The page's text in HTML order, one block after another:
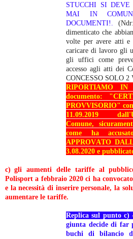
STUCCHI SI
MAI IN
DOCUMENTI!.
dimenticato che
volte per avere atti e
caricare di lavoro gli
gli uffici come
accesso agli atti dei
CONCESSO SOLO
RIPORTIAMO
documento:
PROVVISORIO"
11.09.2019
Comune,
come ha
APPROVATO
3.08.2020 e
c) gli aumenti delle tariffe al
Polisport a febbraio 2020 ci ha
e la necessità di inserire personale, la
aumentare le tariffe.
Replica sul punto c)
giunta decide di far
buchi di bilancio